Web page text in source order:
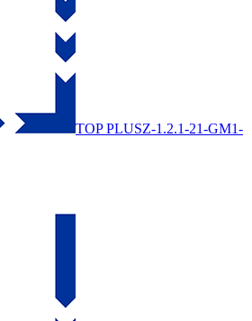
TOP PLUSZ-1.2.1-21-GM1-